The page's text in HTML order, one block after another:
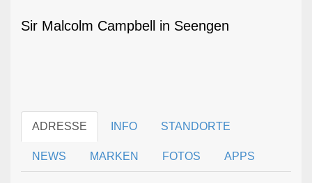
Sir Malcolm Campbell in Seengen
ADRESSE INFO STANDORTE
NEWS MARKEN FOTOS APPS